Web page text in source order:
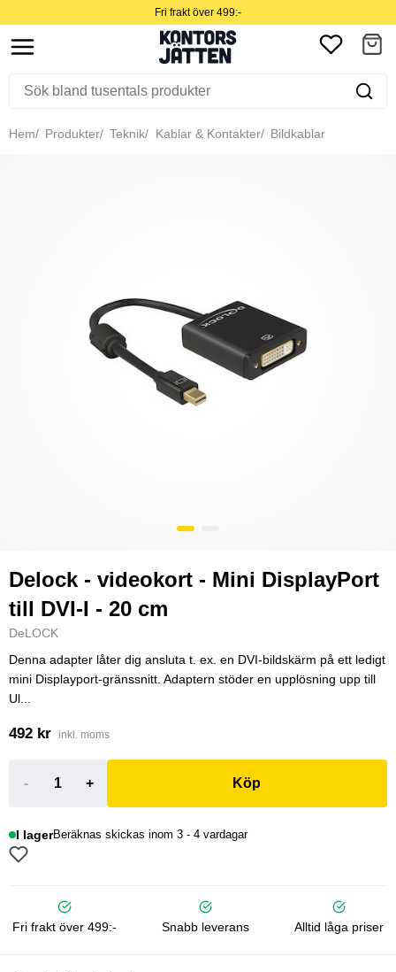
Fri frakt över 499:-
Hem Produkter Teknik Kablar & Kontakter Bildkablar
Delock - videokort - Mini DisplayPort
till DVI-I - 20 cm
DeLOCK
Denna adapter låter dig ansluta t. ex. en DVI-bildskärm på ett ledigt
mini Displayport-gränssnitt. Adaptern stöder en upplösning upp till
Ul...
492 kr inkl. moms
- + Köp
I lagerBeräknas skickas inom 3 - 4 vardagar
Fri frakt över 499:- Snabb leverans Alltid låga priser